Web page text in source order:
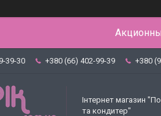
39-30 +380 (66) 402-99-39 +380
Інтернет магазин
та кондитер"